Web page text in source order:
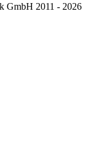
GmbH 2011 - 2026